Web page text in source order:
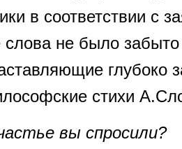
в соответствии с
слова не было
глубоко
стихи
вы спросили?